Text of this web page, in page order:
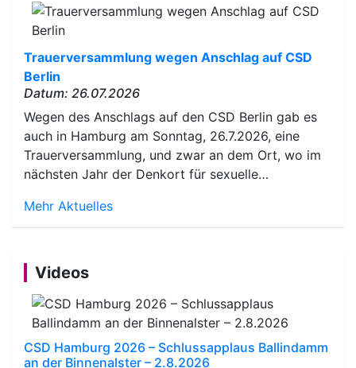
Trauerversammlung wegen Anschlag auf CSD
Berlin
Datum: 26.07.2026
Wegen des Anschlags auf den CSD Berlin gab es
auch in Hamburg am Sonntag, 26.7.2026, eine
Trauerversammlung, und zwar an dem Ort, wo im
nächsten Jahr der Denkort für sexuelle…
Mehr Aktuelles
Videos
CSD Hamburg 2026 – Schlussapplaus Ballindamm
an der Binnenalster – 2.8.2026